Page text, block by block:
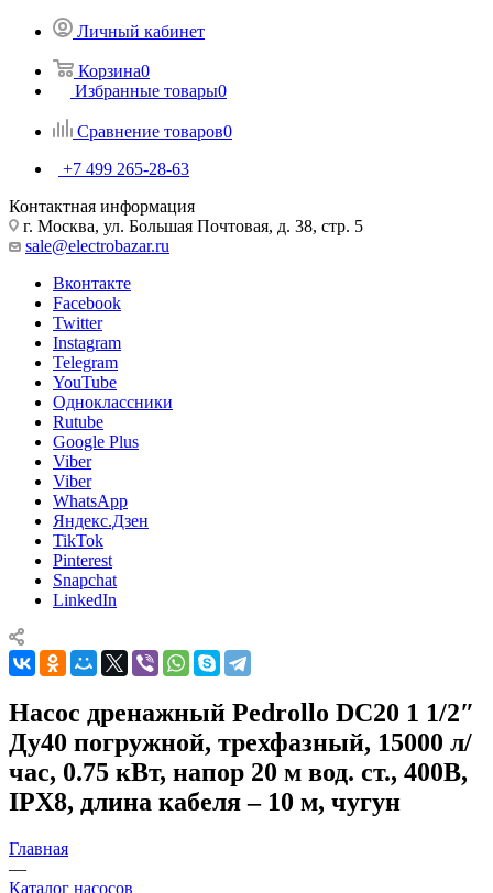
Личный кабинет
Корзина0
Избранные товары0
Сравнение товаров0
+7 499 265-28-63
Контактная информация
г. Москва, ул. Большая Почтовая, д. 38, стр. 5
sale@electrobazar.ru
Вконтакте
Facebook
Twitter
Instagram
Telegram
YouTube
Одноклассники
Rutube
Google Plus
Viber
Viber
WhatsApp
Яндекс.Дзен
TikTok
Pinterest
Snapchat
LinkedIn
Насос дренажный Pedrollo DC20 1 1/2″
Ду40 погружной, трехфазный, 15000 л/
час, 0.75 кВт, напор 20 м вод. ст., 400В,
IPX8, длина кабеля – 10 м, чугун
Главная
—
Каталог насосов